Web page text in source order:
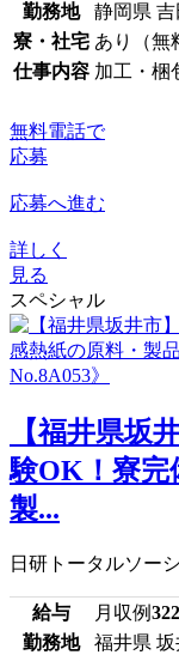
勤務地
静岡県 吉
寮・社宅 あり（無
仕事内容 加工・梱
無料電話で
応募
応募へ進む
詳しく
見る
スペシャル
【福井県坂
験OK！寮完
製...
日研トータルソー
給与 月収例
勤務地
福井県